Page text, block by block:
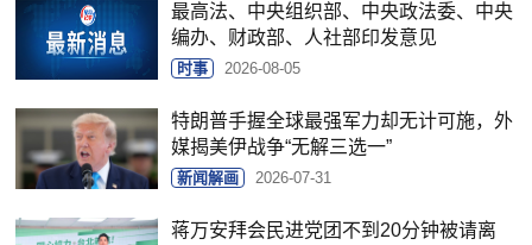
最高法、中央组织部、中央政法委、中央
编办、财政部、人社部印发意见
时事 2026-08-05
特朗普手握全球最强军力却无计可施，外
媒揭美伊战争“无解三选一”
新闻解画 2026-07-31
蒋万安拜会民进党团不到20分钟被请离